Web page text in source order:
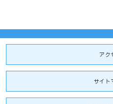
アク
サイト